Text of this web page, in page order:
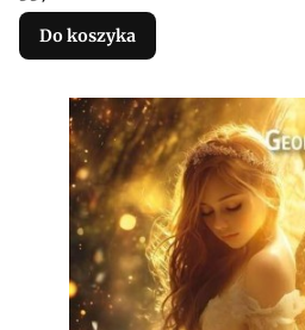
Do koszyka